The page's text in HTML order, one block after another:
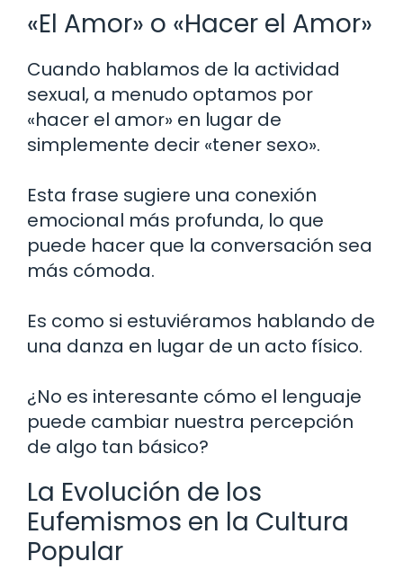
«El Amor» o «Hacer el Amor»
Cuando hablamos de la actividad
sexual, a menudo optamos por
«hacer el amor» en lugar de
simplemente decir «tener sexo».
Esta frase sugiere una conexión
emocional más profunda, lo que
puede hacer que la conversación sea
más cómoda.
Es como si estuviéramos hablando de
una danza en lugar de un acto físico.
¿No es interesante cómo el lenguaje
puede cambiar nuestra percepción
de algo tan básico?
La Evolución de los
Eufemismos en la Cultura
Popular